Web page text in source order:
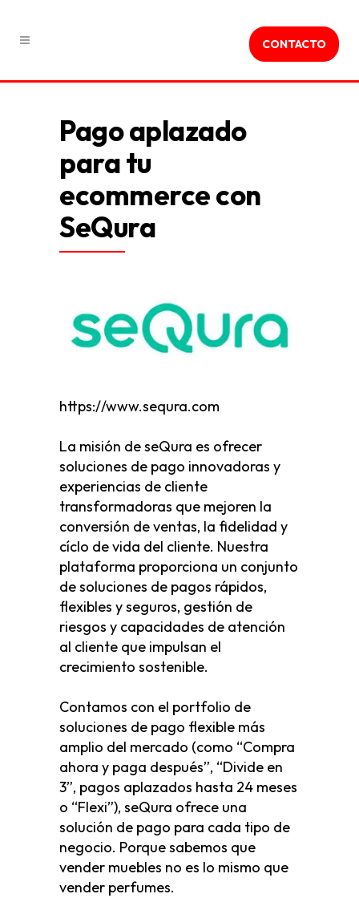
CONTACTO
Pago aplazado
para tu
ecommerce con
SeQura
https://www.sequra.com
La misión de seQura es ofrecer
soluciones de pago innovadoras y
experiencias de cliente
transformadoras que mejoren la
conversión de ventas, la fidelidad y
cíclo de vida del cliente. Nuestra
plataforma proporciona un conjunto
de soluciones de pagos rápidos,
flexibles y seguros, gestión de
riesgos y capacidades de atención
al cliente que impulsan el
crecimiento sostenible.
Contamos con el portfolio de
soluciones de pago flexible más
amplio del mercado (como “Compra
ahora y paga después”, “Divide en
3”, pagos aplazados hasta 24 meses
o “Flexi”), seQura ofrece una
solución de pago para cada tipo de
negocio. Porque sabemos que
vender muebles no es lo mismo que
vender perfumes.